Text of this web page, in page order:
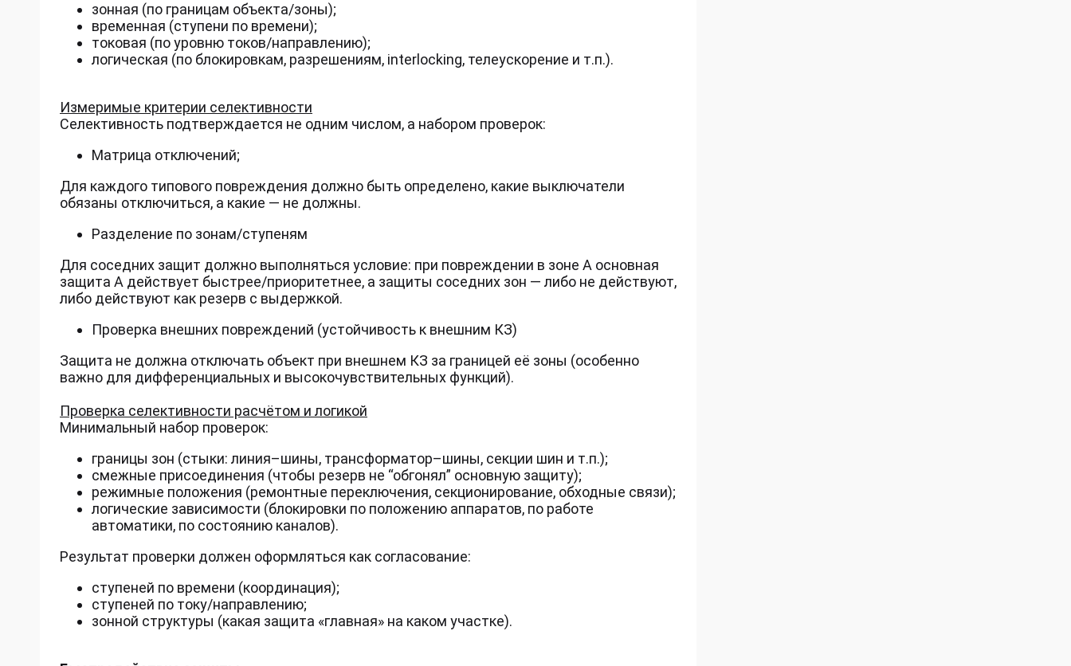
зонная (по границам объекта/зоны);
временная (ступени по времени);
токовая (по уровню токов/направлению);
логическая (по блокировкам, разрешениям, interlocking, телеускорение и т.п.).
Измеримые критерии селективности
Селективность подтверждается не одним числом, а набором проверок:
Матрица отключений;
Для каждого типового повреждения должно быть определено, какие выключатели
обязаны отключиться, а какие — не должны.
Разделение по зонам/ступеням
Для соседних защит должно выполняться условие: при повреждении в зоне А основная
защита А действует быстрее/приоритетнее, а защиты соседних зон — либо не действуют,
либо действуют как резерв с выдержкой.
Проверка внешних повреждений (устойчивость к внешним КЗ)
Защита не должна отключать объект при внешнем КЗ за границей её зоны (особенно
важно для дифференциальных и высокочувствительных функций).
Проверка селективности расчётом и логикой
Минимальный набор проверок:
границы зон (стыки: линия–шины, трансформатор–шины, секции шин и т.п.);
смежные присоединения (чтобы резерв не “обгонял” основную защиту);
режимные положения (ремонтные переключения, секционирование, обходные связи);
логические зависимости (блокировки по положению аппаратов, по работе
автоматики, по состоянию каналов).
Результат проверки должен оформляться как согласование:
ступеней по времени (координация);
ступеней по току/направлению;
зонной структуры (какая защита «главная» на каком участке).